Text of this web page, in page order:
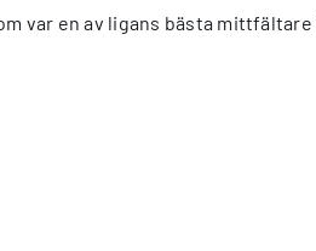
var en av ligans bästa